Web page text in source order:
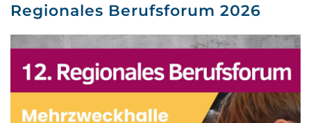
Regionales Berufsforum 2026